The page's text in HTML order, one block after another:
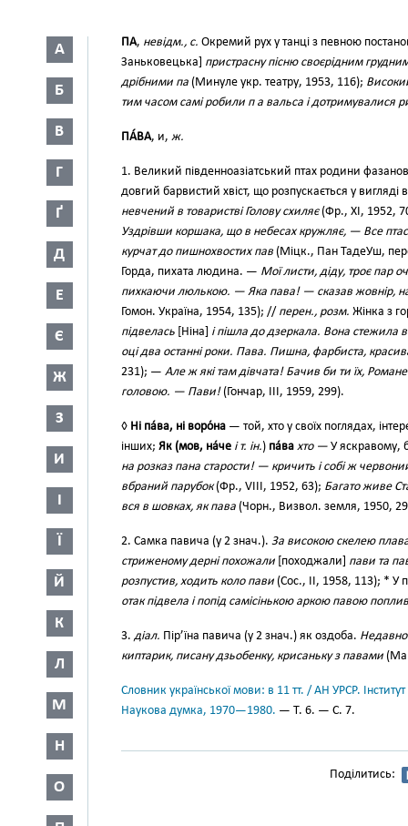
А
Б
В
Г
Ґ
Д
Е
Є
Ж
З
И
І
Ї
Й
К
Л
М
Н
О
ПА, невідм., с. Окремий рух у танці з певною
Заньковецька] пристрасну пісню своєрідним
дрібними па (Минуле укр. театру, 1953, 116);
тим часом самі робили п а вальса і дотримувалися
ПА́ВА, и, ж.
1. Великий південноазіатський птах родини
довгий барвистий хвіст, що розпускається у вигляді
невчений в товаристві Голову схиляє(Фр., XI, 1952,
Уздрівши коршака, що в небесах кружляє, — Все
курчат до пишнохвостих пав (Міцк., Пан ТадеУш,
Горда, пихата людина. — Мої листи, діду, троє пар
пихкаючи люлькою. — Яка пава! — сказав жовнір,
Гомон. Україна, 1954, 135); // перен., розм. Жінка з
підвелась [Ніна] і пішла до дзеркала. Вона стежила
оці два останні роки. Пава. Пишна, фарбиста,
231); — Але ж які там дівчата! Бачив би ти їх,
головою. — Пави!(Гончар, III, 1959, 299).
◊ Ні па́ва, ні воро́на — той, хто у своїх поглядах,
інших; Як (мов, на́че і т. ін.) па́ва хто — У яскравому,
на розказ пана старости! — кричить і собі ж
вбраний парубок(Фр., VIII, 1952, 63); Багато живе
вся в шовках, як пава (Чорн., Визвол. земля, 1950,
2. Самка павича (у 2 знач.). За високою скелею
стриженому дерні похожали [походжали] пави та
розпустив, ходить коло пави (Сос., II, 1958, 113); * У
отак підвела і попід самісінькою аркою павою
3. діал. Пір’їна павича (у 2 знач.) як оздоба.
киптарик, писану дзьобенку, крисаньку з павами
Словник української мови: в 11 тт. / АН УРСР.
Наукова думка, 1970—1980. — Т. 6. — С. 7.
Поділитись: